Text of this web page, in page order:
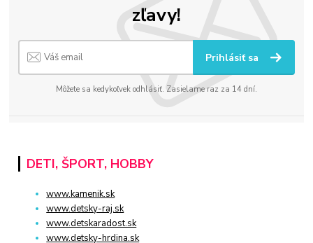
zľavy!
Prihlásiť sa
Môžete sa kedykoľvek odhlásiť. Zasielame raz za 14 dní.
DETI, ŠPORT, HOBBY
www.kamenik.sk
www.detsky-raj.sk
www.detskaradost.sk
www.detsky-hrdina.sk